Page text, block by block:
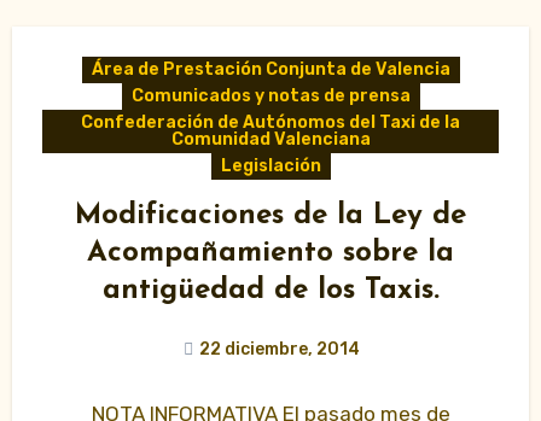
Área de Prestación Conjunta de Valencia
Comunicados y notas de prensa
Confederación de Autónomos del Taxi de la
Comunidad Valenciana
Legislación
Modificaciones de la Ley de
Acompañamiento sobre la
antigüedad de los Taxis.
22 diciembre, 2014
NOTA INFORMATIVA El pasado mes de